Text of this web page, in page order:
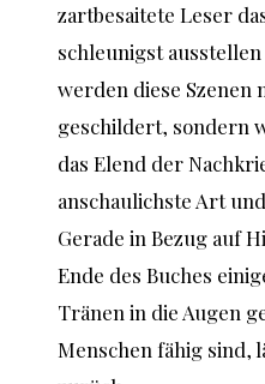
zartbesaitete Leser
schleunigst
werden diese Szenen
geschildert, sondern
das Elend der
anschaulichste Art
Gerade in Bezug auf
Ende des Buches
Tränen in die Augen
Menschen fähig sind,